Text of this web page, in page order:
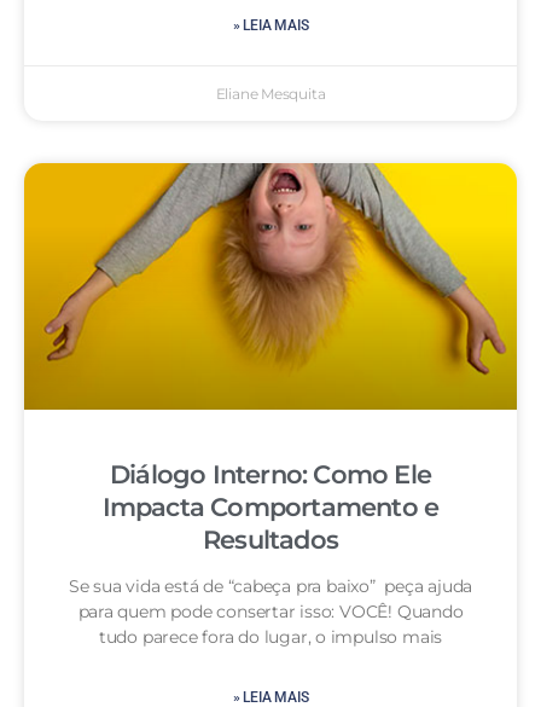
» LEIA MAIS
Eliane Mesquita
Diálogo Interno: Como Ele
Impacta Comportamento e
Resultados
Se sua vida está de “cabeça pra baixo” peça ajuda
para quem pode consertar isso: VOCÊ! Quando
tudo parece fora do lugar, o impulso mais
» LEIA MAIS